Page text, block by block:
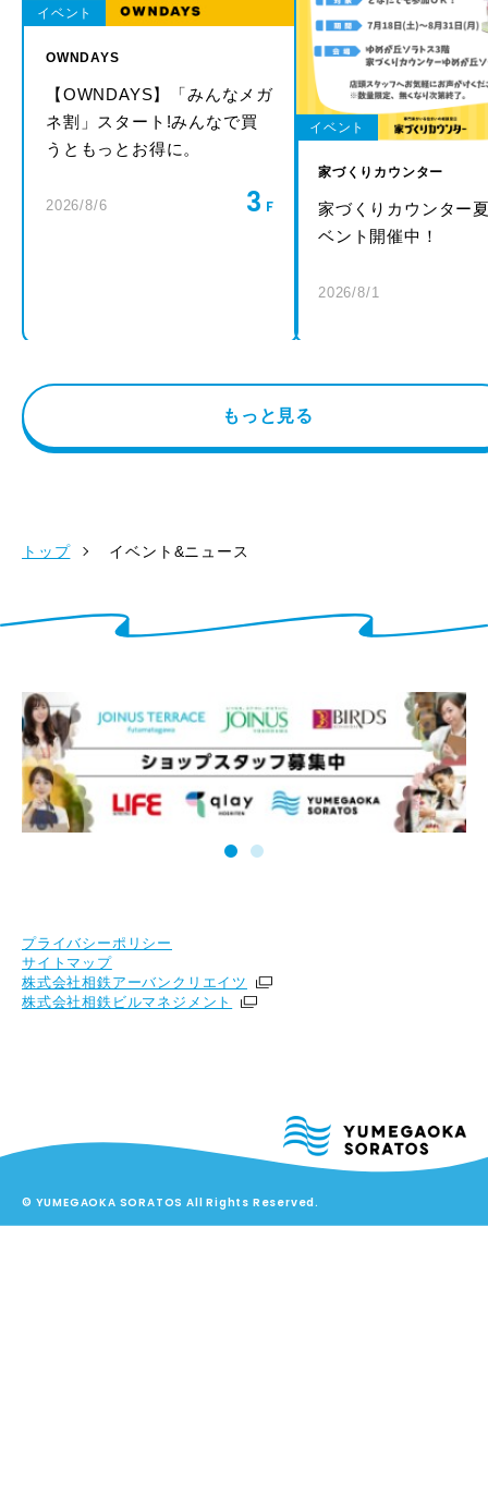
イベント
OWNDAYS
【OWNDAYS】「みんなメガ
ネ割」スタート!みんなで買
うともっとお得に。
2026/8/6 3
イベント
家づくりカウンター
家づくりカウンター
ベント開催中！
2026/8/1
もっと見る
トップ イベント&ニュース
プライバシーポリシー
サイトマップ
株式会社相鉄アーバンクリエイツ
株式会社相鉄ビルマネジメント
© YUMEGAOKA SORATOS All Rights Reserved.